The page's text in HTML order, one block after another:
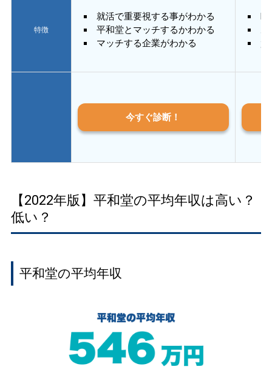
特徴
就活で重要視する事がわかる
平和堂とマッチするかわかる
マッチする企業がわかる
質
今すぐ診断！
【2022年版】平和堂の平均年収は高い？
低い？
平和堂の平均年収